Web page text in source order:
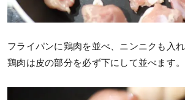
フライパンに鶏肉を並べ、ニンニクも入
鶏肉は皮の部分を必ず下にして並べます。